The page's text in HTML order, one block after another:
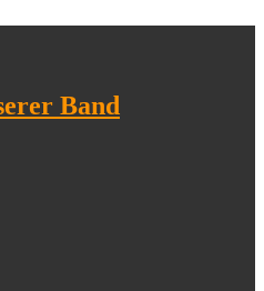
Band